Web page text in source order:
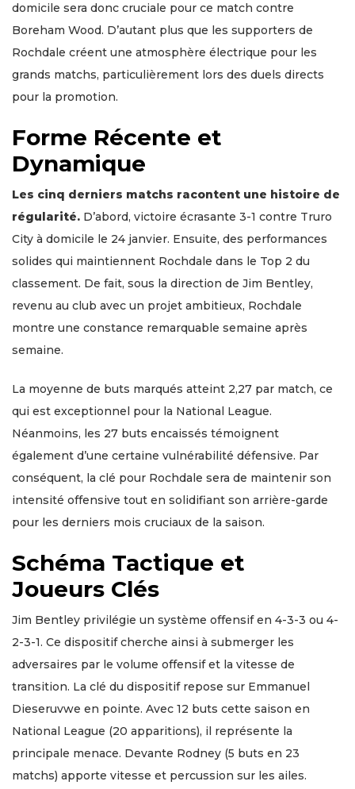
domicile sera donc cruciale pour ce match contre
Boreham Wood. D’autant plus que les supporters de
Rochdale créent une atmosphère électrique pour les
grands matchs, particulièrement lors des duels directs
pour la promotion.
Forme Récente et
Dynamique
Les cinq derniers matchs racontent une histoire de
régularité. D’abord, victoire écrasante 3-1 contre Truro
City à domicile le 24 janvier. Ensuite, des performances
solides qui maintiennent Rochdale dans le Top 2 du
classement. De fait, sous la direction de Jim Bentley,
revenu au club avec un projet ambitieux, Rochdale
montre une constance remarquable semaine après
semaine.
La moyenne de buts marqués atteint 2,27 par match, ce
qui est exceptionnel pour la National League.
Néanmoins, les 27 buts encaissés témoignent
également d’une certaine vulnérabilité défensive. Par
conséquent, la clé pour Rochdale sera de maintenir son
intensité offensive tout en solidifiant son arrière-garde
pour les derniers mois cruciaux de la saison.
Schéma Tactique et
Joueurs Clés
Jim Bentley privilégie un système offensif en 4-3-3 ou 4-
2-3-1. Ce dispositif cherche ainsi à submerger les
adversaires par le volume offensif et la vitesse de
transition. La clé du dispositif repose sur Emmanuel
Dieseruvwe en pointe. Avec 12 buts cette saison en
National League (20 apparitions), il représente la
principale menace. Devante Rodney (5 buts en 23
matchs) apporte vitesse et percussion sur les ailes.